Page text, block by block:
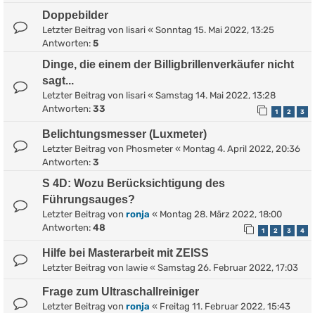
Doppebilder
Letzter Beitrag von lisari « Sonntag 15. Mai 2022, 13:25
Antworten: 5
Dinge, die einem der Billigbrillenverkäufer nicht
sagt...
Letzter Beitrag von lisari « Samstag 14. Mai 2022, 13:28
Antworten: 33 1 2 3
Belichtungsmesser (Luxmeter)
Letzter Beitrag von Phosmeter « Montag 4. April 2022, 20:36
Antworten: 3
S 4D: Wozu Berücksichtigung des
Führungsauges?
Letzter Beitrag von ronja « Montag 28. März 2022, 18:00
Antworten: 48 1 2 3 4
Hilfe bei Masterarbeit mit ZEISS
Letzter Beitrag von lawie « Samstag 26. Februar 2022, 17:03
Frage zum Ultraschallreiniger
Letzter Beitrag von ronja « Freitag 11. Februar 2022, 15:43